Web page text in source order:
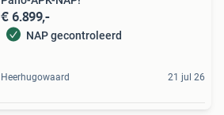
€ 6.899,-
NAP gecontroleerd
Heerhugowaard 21 jul 26